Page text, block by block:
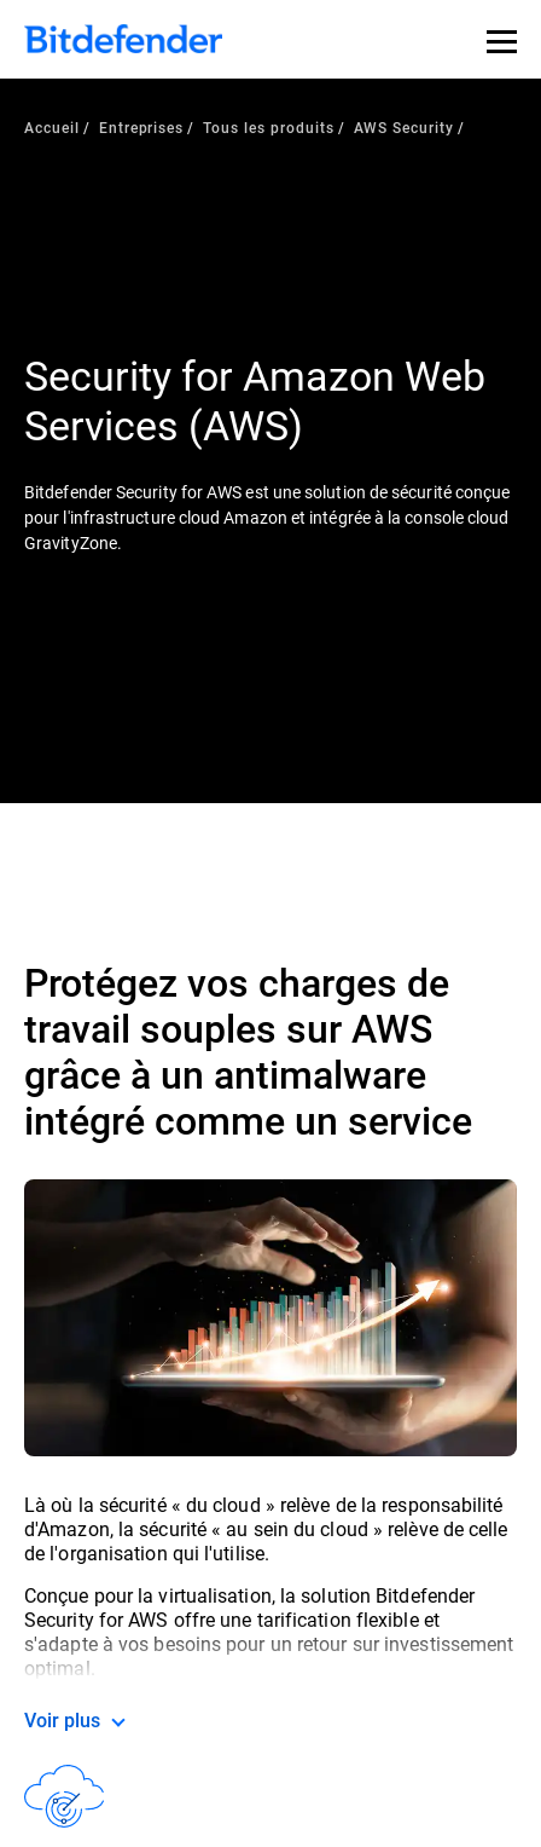
Souveraineté des données en cybersécurité : webinaire
en direct, le 30 juillet .Inscrivez-vous >>
Accueil Entreprises Tous les produits AWS Security
Security for Amazon Web
Services (AWS)
Bitdefender Security for AWS est une solution de sécurité conçue
pour l'infrastructure cloud Amazon et intégrée à la console cloud
GravityZone.
Protégez vos charges de
travail souples sur AWS
grâce à un antimalware
intégré comme un service
Là où la sécurité « du cloud » relève de la responsabilité
d'Amazon, la sécurité « au sein du cloud » relève de celle
de l'organisation qui l'utilise.
Conçue pour la virtualisation, la solution Bitdefender
Security for AWS offre une tarification flexible et
s'adapte à vos besoins pour un retour sur investissement
optimal.
Voir plus